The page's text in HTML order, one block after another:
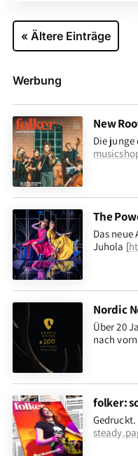
« Ältere Einträge
Werbung
New
Die
The
Das neue
Juhola [
Nordic
Über 20
nach vorn
folker: